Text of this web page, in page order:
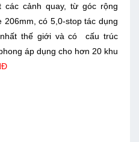
các cảnh quay, từ góc rộng
có 5,0-stop tác dụng
thế giới và có cấu trúc
áp dụng cho hơn 20 khu